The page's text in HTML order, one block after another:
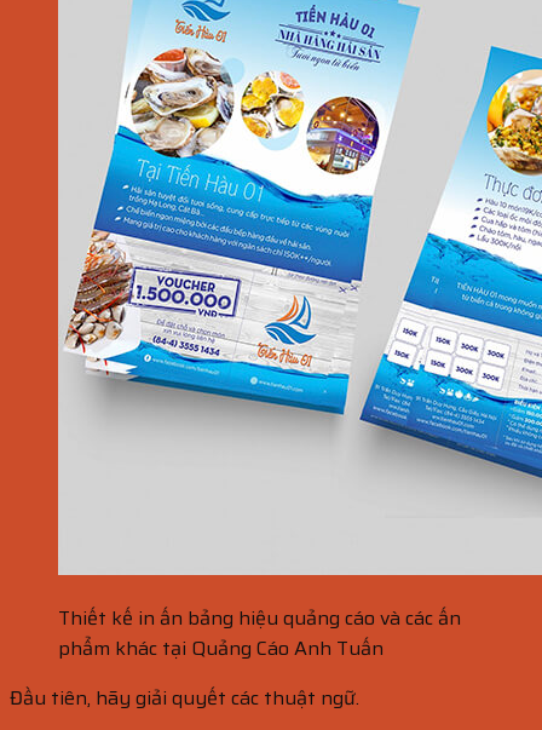
Thiết kế in ấn bảng hiệu quảng cáo và các ấn
phẩm khác tại Quảng Cáo Anh Tuấn
Đầu tiên, hãy giải quyết các thuật ngữ.